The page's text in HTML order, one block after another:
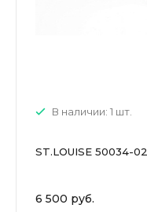
В наличии: 1 шт.
ST.LOUISE 50034-02
6 500 руб.